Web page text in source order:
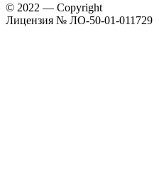
© 2022 — Copyright
Лицензия № ЛО-50-01-011729